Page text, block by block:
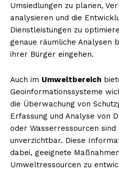
Umsiedlungen zu planen,
analysieren und die
Dienstleistungen zu
genaue räumliche Analysen
ihrer Bürger eingehen.
Auch im Umweltbereich
Geoinformationssysteme
die Überwachung von
Erfassung und Analyse von
oder Wasserressourcen sind
unverzichtbar. Diese
dabei, geeignete
Umweltressourcen zu